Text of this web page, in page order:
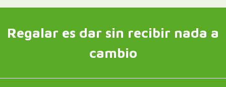
Regalar es dar sin recibir nada a
cambio